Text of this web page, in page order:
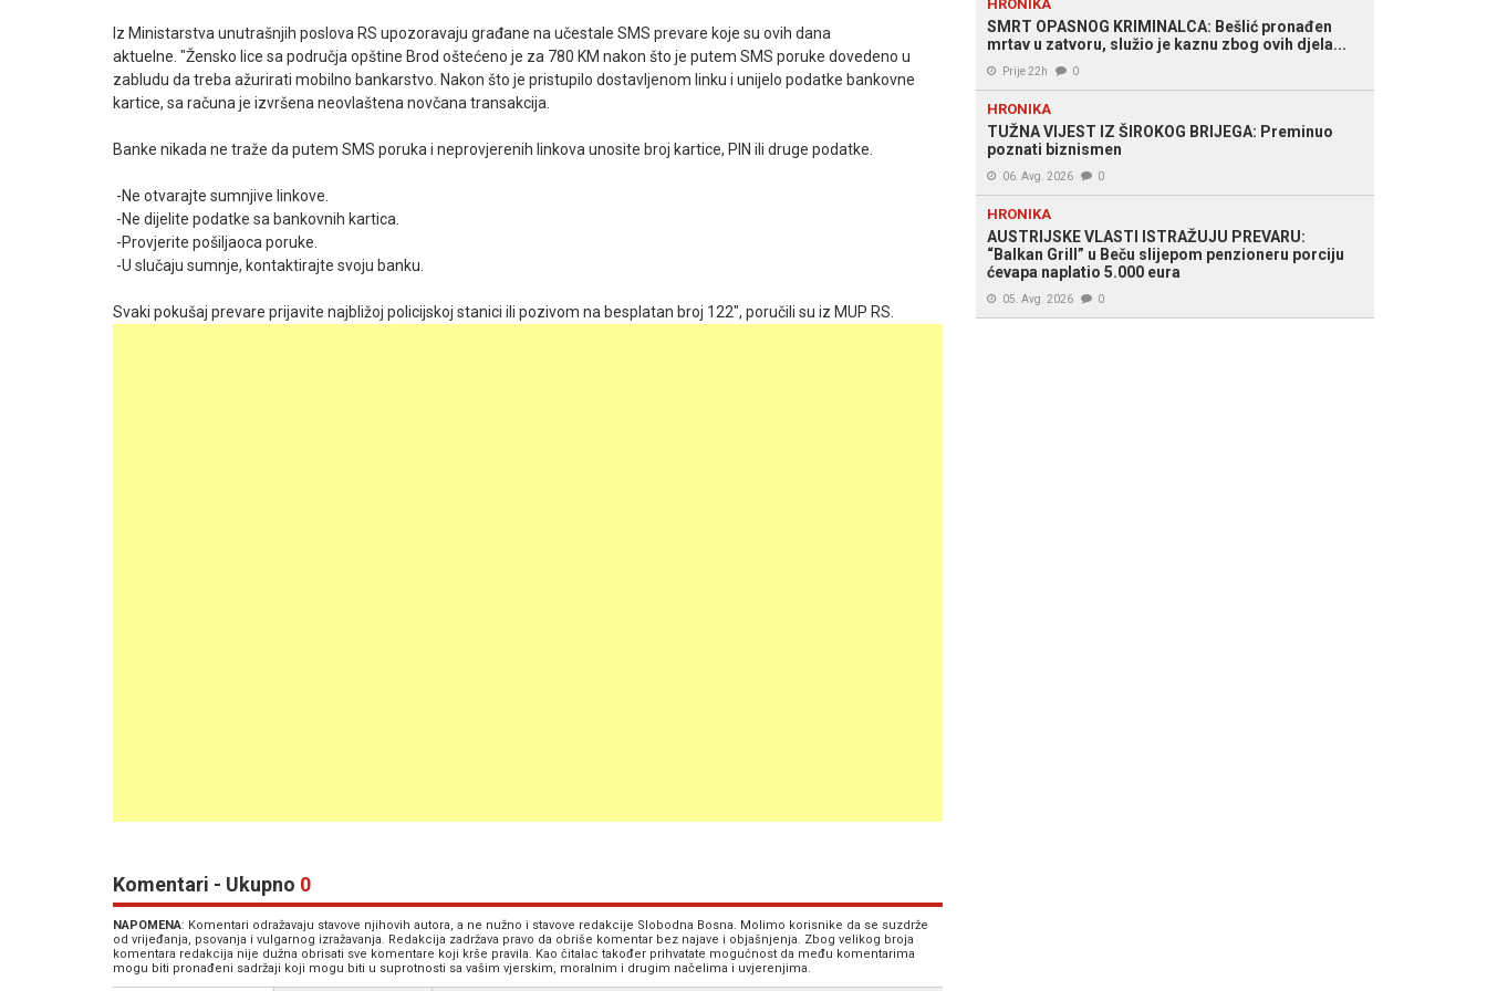
Iz Ministarstva unutrašnjih poslova RS upozoravaju građane na učestale SMS prevare koje su ovih dana
aktuelne. "Žensko lice sa područja opštine Brod oštećeno je za 780 KM nakon što je putem SMS poruke dovedeno u
zabludu da treba ažurirati mobilno bankarstvo. Nakon što je pristupilo dostavljenom linku i unijelo podatke bankovne
kartice, sa računa je izvršena neovlaštena novčana transakcija.
Banke nikada ne traže da putem SMS poruka i neprovjerenih linkova unosite broj kartice, PIN ili druge podatke.
-Ne otvarajte sumnjive linkove.
-Ne dijelite podatke sa bankovnih kartica.
-Provjerite pošiljaoca poruke.
-U slučaju sumnje, kontaktirajte svoju banku.
Svaki pokušaj prevare prijavite najbližoj policijskoj stanici ili pozivom na besplatan broj 122", poručili su iz MUP RS.
Komentari - Ukupno 0
NAPOMENA: Komentari odražavaju stavove njihovih autora, a ne nužno i stavove redakcije Slobodna Bosna. Molimo korisnike da se suzdrže
od vrijeđanja, psovanja i vulgarnog izražavanja. Redakcija zadržava pravo da obriše komentar bez najave i objašnjenja. Zbog velikog broja
komentara redakcija nije dužna obrisati sve komentare koji krše pravila. Kao čitalac također prihvatate mogućnost da među komentarima
mogu biti pronađeni sadržaji koji mogu biti u suprotnosti sa vašim vjerskim, moralnim i drugim načelima i uvjerenjima.
HRONIKA
SMRT OPASNOG KRIMINALCA: Bešlić pronađen
mrtav u zatvoru, služio je kaznu zbog ovih djela...
Prije 22h 0
HRONIKA
TUŽNA VIJEST IZ ŠIROKOG BRIJEGA: Preminuo
poznati biznismen
06. Avg. 2026 0
HRONIKA
AUSTRIJSKE VLASTI ISTRAŽUJU PREVARU:
“Balkan Grill” u Beču slijepom penzioneru porciju
ćevapa naplatio 5.000 eura
05. Avg. 2026 0